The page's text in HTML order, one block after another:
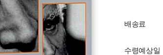
배송료
수령예상일